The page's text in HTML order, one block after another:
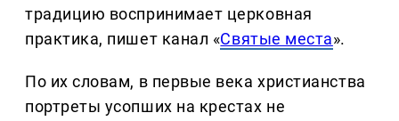
традицию воспринимает церковная
практика, пишет канал «Святые места».
По их словам, в первые века христианства
портреты усопших на крестах не